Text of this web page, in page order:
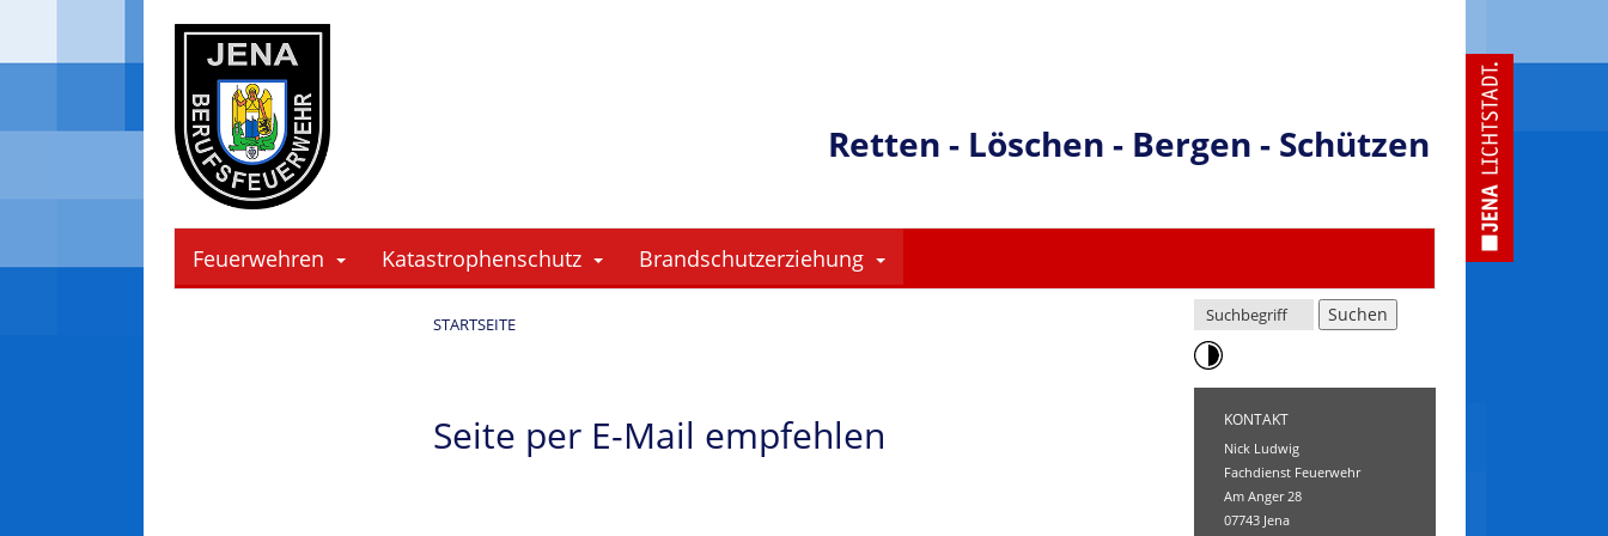
Retten - Löschen - Bergen - Schützen
Feuerwehren Katastrophenschutz Brandschutzerziehung
STARTSEITE
Seite per E-Mail empfehlen KONTAKT
Nick Ludwig
Fachdienst Feuerwehr
Am Anger 28
07743 Jena